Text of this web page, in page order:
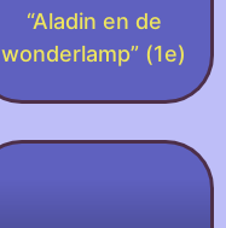
“Aladin en de
wonderlamp” (1e)